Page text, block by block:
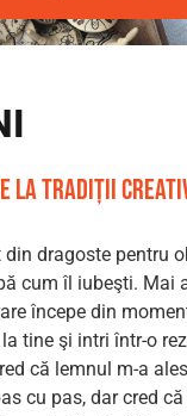
la tradiții
din dragoste pentru
cum îl iubeşti. Mai
începe din
tine şi intri într-o
că lemnul m-a
cu pas, dar cred